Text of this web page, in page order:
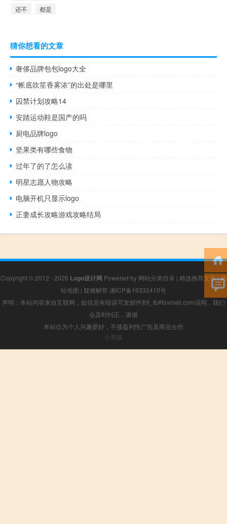
还不 都是
猜你想看的文章
奢侈品牌包包logo大全
“帐底吹笙香雾浓”的出处是哪里
囚禁计划攻略14
安踏运动鞋是国产的吗
厨电品牌logo
坚果类有哪些食物
过年了的了怎么读
明星志愿人物攻略
电脑开机只显示logo
正妻成长攻略游戏攻略结局
Copyright © 2012 - 2026 Logo设计网 Powered by 网站分类目录 | 精选推荐文章|网
站地图 | 疑难解答 湘ICP备16332410号
声明：本站内容来自互联网，如信息有错误可发邮件到f_fb#foxmail.com说明，我们
会及时纠正，谢谢
本站仅为个人兴趣爱好，不接盈利性广告及商业合作
小男孩